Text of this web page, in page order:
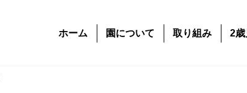
ホーム 園について 取り組み 2歳